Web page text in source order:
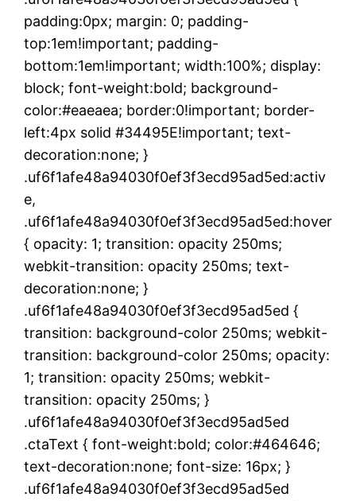
padding:0px; margin: 0; padding-
top:1em!important; padding-
bottom:1em!important; width:100%; display:
block; font-weight:bold; background-
color:#eaeaea; border:0!important; border-
left:4px solid #34495E!important; text-
decoration:none; }
.uf6f1afe48a94030f0ef3f3ecd95ad5ed:activ
e,
.uf6f1afe48a94030f0ef3f3ecd95ad5ed:hover
{ opacity: 1; transition: opacity 250ms;
webkit-transition: opacity 250ms; text-
decoration:none; }
.uf6f1afe48a94030f0ef3f3ecd95ad5ed {
transition: background-color 250ms; webkit-
transition: background-color 250ms; opacity:
1; transition: opacity 250ms; webkit-
transition: opacity 250ms; }
.uf6f1afe48a94030f0ef3f3ecd95ad5ed
.ctaText { font-weight:bold; color:#464646;
text-decoration:none; font-size: 16px; }
.uf6f1afe48a94030f0ef3f3ecd95ad5ed